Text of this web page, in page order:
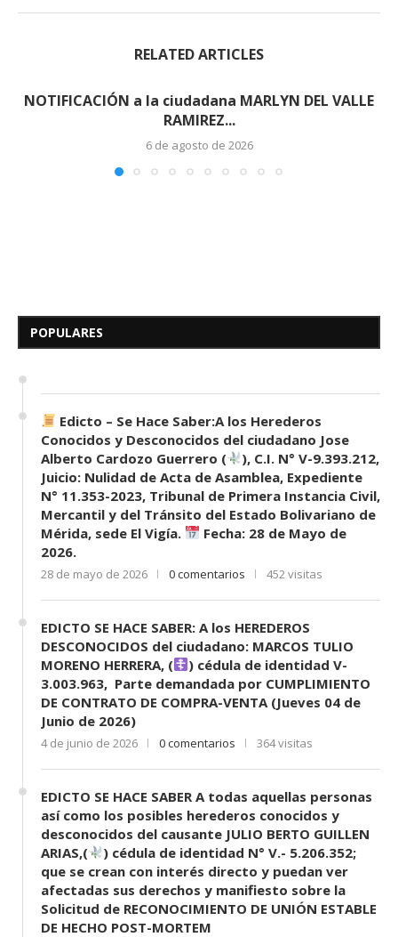
RELATED ARTICLES
NOTIFICACIÓN a la ciudadana MARLYN DEL VALLE
RAMIREZ...
6 de agosto de 2026
POPULARESDesconocidos del...
Edicto – Se Hace Saber:A los Herederos
Conocidos y Desconocidos del ciudadano Jose
Alberto Cardozo Guerrero (
), C.I. N° V-9.393.212,
Juicio: Nulidad de Acta de Asamblea, Expediente
N° 11.353-2023, Tribunal de Primera Instancia Civil,
Mercantil y del Tránsito del Estado Bolivariano de
Mérida, sede El Vigía.
Fecha: 28 de Mayo de
2026.
28 de mayo de 2026 0 comentarios 452 visitas
EDICTO SE HACE SABER: A los HEREDEROS
DESCONOCIDOS del ciudadano: MARCOS TULIO
MORENO HERRERA, (
) cédula de identidad V-
3.003.963, Parte demandada por CUMPLIMIENTO
DE CONTRATO DE COMPRA-VENTA (Jueves 04 de
Junio de 2026)
4 de junio de 2026 0 comentarios 364 visitas
EDICTO SE HACE SABER A todas aquellas personas
así como los posibles herederos conocidos y
desconocidos del causante JULIO BERTO GUILLEN
ARIAS,(
) cédula de identidad N° V.- 5.206.352;
que se crean con interés directo y puedan ver
afectadas sus derechos y manifiesto sobre la
Solicitud de RECONOCIMIENTO DE UNIÓN ESTABLE
DE HECHO POST-MORTEM